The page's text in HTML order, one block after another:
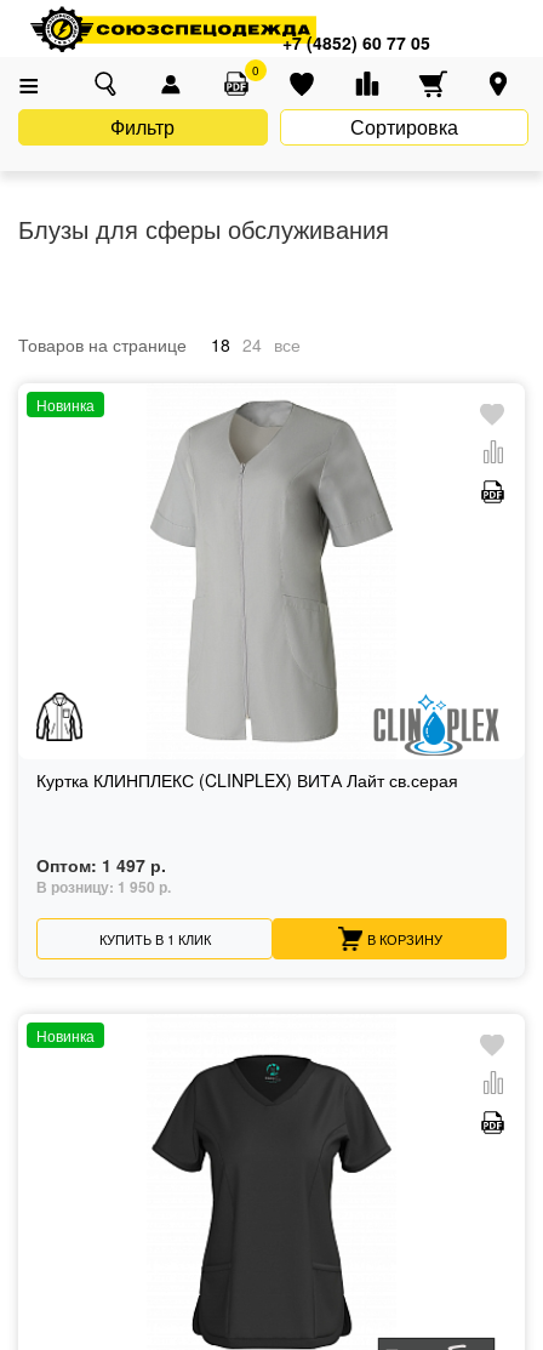
+7 (4852) 60 77 05
0
Главная Каталог Униформа
Сфера обслуживания
Блузы для сферы обслуживания
Фильтр Сортировка
Товаров на странице 18 24 все
Новинка
Куртка КЛИНПЛЕКС (CLINPLEX) ВИТА Лайт св.серая
Оптом: 1 497 р.
В розницу: 1 950 р.
КУПИТЬ В 1 КЛИК В КОРЗИНУ
Новинка